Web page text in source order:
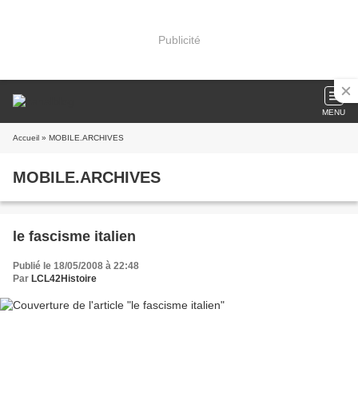
Publicité
MENU
Accueil » MOBILE.ARCHIVES
MOBILE.ARCHIVES
le fascisme italien
Publié le 18/05/2008 à 22:48
Par LCL42Histoire